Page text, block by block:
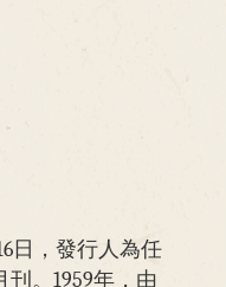
日，發行人為任
。1959年，由